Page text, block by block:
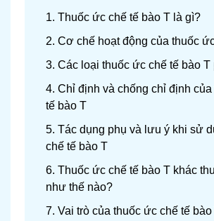
1. Thuốc ức chế tế bào T là gì?
2. Cơ chế hoạt động của thuốc
3. Các loại thuốc ức chế tế bào T
4. Chỉ định và chống chỉ định
tế bào T
5. Tác dụng phụ và lưu ý khi sử
chế tế bào T
6. Thuốc ức chế tế bào T khác
như thế nào?
7. Vai trò của thuốc ức chế tế